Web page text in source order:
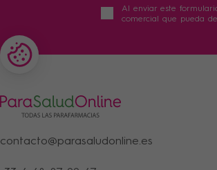
Al enviar este
comercial que pueda
contacto@parasaludonline.es